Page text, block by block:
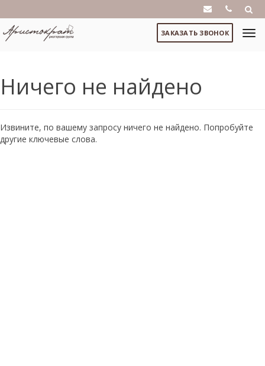
ЗАКАЗАТЬ ЗВОНОК
Ничего не найдено
Извините, по вашему запросу ничего не найдено. Попробуйте
другие ключевые слова.